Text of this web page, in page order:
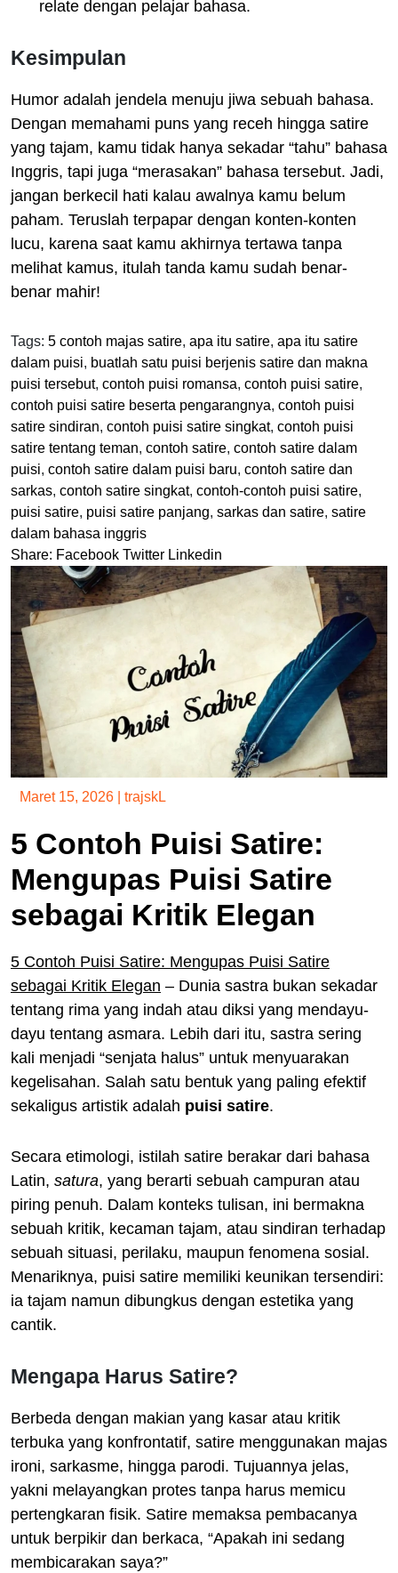
relate dengan pelajar bahasa.
Kesimpulan
Humor adalah jendela menuju jiwa sebuah bahasa.
Dengan memahami puns yang receh hingga satire
yang tajam, kamu tidak hanya sekadar “tahu” bahasa
Inggris, tapi juga “merasakan” bahasa tersebut. Jadi,
jangan berkecil hati kalau awalnya kamu belum
paham. Teruslah terpapar dengan konten-konten
lucu, karena saat kamu akhirnya tertawa tanpa
melihat kamus, itulah tanda kamu sudah benar-
benar mahir!
Tags: 5 contoh majas satire, apa itu satire, apa itu satire
dalam puisi, buatlah satu puisi berjenis satire dan makna
puisi tersebut, contoh puisi romansa, contoh puisi satire,
contoh puisi satire beserta pengarangnya, contoh puisi
satire sindiran, contoh puisi satire singkat, contoh puisi
satire tentang teman, contoh satire, contoh satire dalam
puisi, contoh satire dalam puisi baru, contoh satire dan
sarkas, contoh satire singkat, contoh-contoh puisi satire,
puisi satire, puisi satire panjang, sarkas dan satire, satire
dalam bahasa inggris
Share: Facebook Twitter Linkedin
Maret 15, 2026 trajskL
5 Contoh Puisi Satire:
Mengupas Puisi Satire
sebagai Kritik Elegan
5 Contoh Puisi Satire: Mengupas Puisi Satire
sebagai Kritik Elegan – Dunia sastra bukan sekadar
tentang rima yang indah atau diksi yang mendayu-
dayu tentang asmara. Lebih dari itu, sastra sering
kali menjadi “senjata halus” untuk menyuarakan
kegelisahan. Salah satu bentuk yang paling efektif
sekaligus artistik adalah puisi satire.
Secara etimologi, istilah satire berakar dari bahasa
Latin, satura, yang berarti sebuah campuran atau
piring penuh. Dalam konteks tulisan, ini bermakna
sebuah kritik, kecaman tajam, atau sindiran terhadap
sebuah situasi, perilaku, maupun fenomena sosial.
Menariknya, puisi satire memiliki keunikan tersendiri:
ia tajam namun dibungkus dengan estetika yang
cantik.
Mengapa Harus Satire?
Berbeda dengan makian yang kasar atau kritik
terbuka yang konfrontatif, satire menggunakan majas
ironi, sarkasme, hingga parodi. Tujuannya jelas,
yakni melayangkan protes tanpa harus memicu
pertengkaran fisik. Satire memaksa pembacanya
untuk berpikir dan berkaca, “Apakah ini sedang
membicarakan saya?”